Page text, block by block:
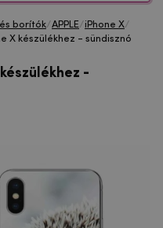
borítók/APPLE/iPhone X/
X készülékhez - sündisznó
-